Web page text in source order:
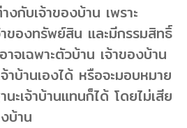
บเจ้าของบ้าน เพราะ
าของทรัพย์สิน และมีกรรมสิทธิ์
จเฉพาะตัวบ้าน เจ้าของบ้าน
าบ้านเองได้ หรือจะมอบหมาย
ะเจ้าบ้านแทนก็ได้ โดยไม่เสีย
บ้าน